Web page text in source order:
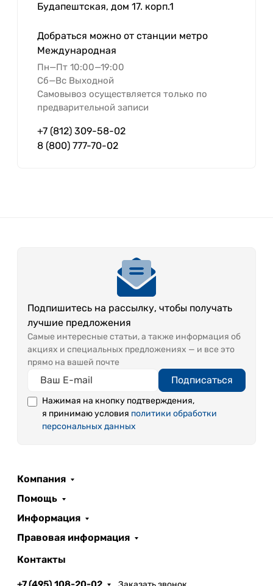
Будапештская, дом 17. корп.1
Добраться можно от станции метро
Международная
Пн—Пт 10:00—19:00
Сб—Вс Выходной
Самовывоз осуществляется только по
предварительной записи
+7 (812) 309-58-02
8 (800) 777-70-02
Подпишитесь на рассылку, чтобы получать
лучшие предложения
Самые интересные статьи, а также информация об
акциях и специальных предложениях — и все это
прямо на вашей почте
Подписаться
Нажимая на кнопку подтверждения,
я принимаю условия политики обработки
персональных данных
Компания
Помощь
Информация
Правовая информация
Контакты